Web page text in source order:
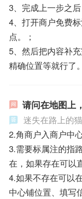
3、完成上一步之
4、打开商户免费
点。；
5、然后把内容补
精确位置等就行了。
请问在地图上
迷失在路上的猫
2.角商户入商户中
3.需要标属注的指
在，如果存在可以
4.如果不存在可以
中心铺位置、填写